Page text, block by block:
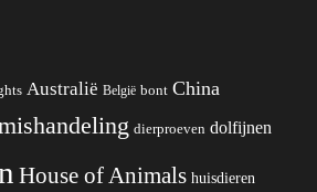
Australië België bont China
dierproeven dolfijnen
House of Animals huisdieren